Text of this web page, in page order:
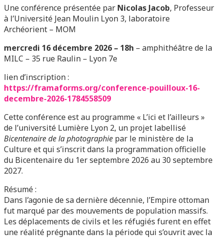
Une conférence présentée par Nicolas Jacob, Professeur
à l’Université Jean Moulin Lyon 3, laboratoire
Archéorient – MOM
mercredi 16 décembre 2026 – 18h – amphithéâtre de la
MILC – 35 rue Raulin – Lyon 7e
lien d’inscription :
https://framaforms.org/conference-pouilloux-16-
decembre-2026-1784558509
Cette conférence est au programme « L’ici et l’ailleurs »
de l’université Lumière Lyon 2, un projet labellisé
Bicentenaire de la photographie par le ministère de la
Culture et qui s’inscrit dans la programmation officielle
du Bicentenaire du 1er septembre 2026 au 30 septembre
2027.
Résumé :
Dans l’agonie de sa dernière décennie, l’Empire ottoman
fut marqué par des mouvements de population massifs.
Les déplacements de civils et les réfugiés furent en effet
une réalité prégnante dans la période qui s’ouvrit avec la